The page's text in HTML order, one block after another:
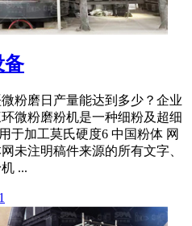
备
粉磨日产量能达到多少？企业
微粉磨粉机是一种细粉及超细
于加工莫氏硬度6 中国粉体 网
未注明稿件来源的所有文字、
...